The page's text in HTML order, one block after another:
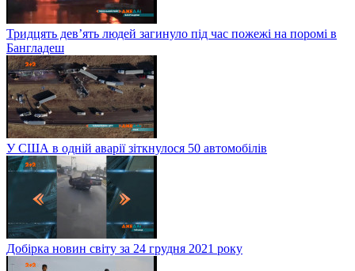
Тридцять дев’ять людей загинуло під час пожежі на поромі в
Бангладеш
У США в одній аварії зіткнулося 50 автомобілів
Добірка новин світу за 24 грудня 2021 року